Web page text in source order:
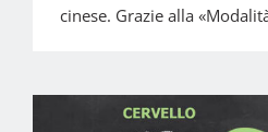
cinese. Grazie alla